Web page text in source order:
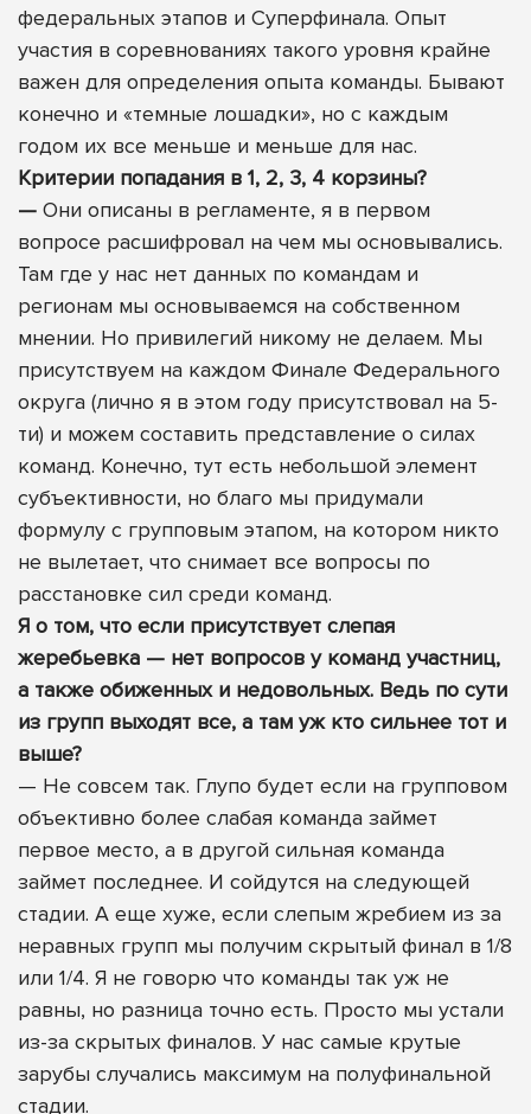
федеральных этапов и Суперфинала. Опыт
участия в соревнованиях такого уровня крайне
важен для определения опыта команды. Бывают
конечно и «темные лошадки», но с каждым
годом их все меньше и меньше для нас.
Критерии попадания в 1, 2, 3, 4 корзины?
— Они описаны в регламенте, я в первом
вопросе расшифровал на чем мы основывались.
Там где у нас нет данных по командам и
регионам мы основываемся на собственном
мнении. Но привилегий никому не делаем. Мы
присутствуем на каждом Финале Федерального
округа (лично я в этом году присутствовал на 5-
ти) и можем составить представление о силах
команд. Конечно, тут есть небольшой элемент
субъективности, но благо мы придумали
формулу с групповым этапом, на котором никто
не вылетает, что снимает все вопросы по
расстановке сил среди команд.
Я о том, что если присутствует слепая
жеребьевка — нет вопросов у команд участниц,
а также обиженных и недовольных. Ведь по сути
из групп выходят все, а там уж кто сильнее тот и
выше?
— Не совсем так. Глупо будет если на групповом
объективно более слабая команда займет
первое место, а в другой сильная команда
займет последнее. И сойдутся на следующей
стадии. А еще хуже, если слепым жребием из за
неравных групп мы получим скрытый финал в 1/8
или 1/4. Я не говорю что команды так уж не
равны, но разница точно есть. Просто мы устали
из-за скрытых финалов. У нас самые крутые
зарубы случались максимум на полуфинальной
стадии.